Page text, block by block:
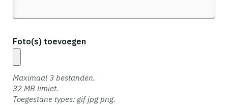
Foto(s) toevoegen
Maximaal 3 bestanden.
32 MB limiet.
Toegestane types: gif jpg png.